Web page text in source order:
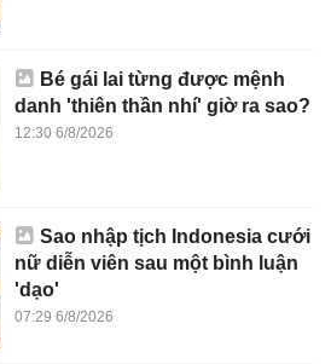
Bé gái lai từng được mệnh
danh 'thiên thần nhí' giờ ra sao?
12:30 6/8/2026
Sao nhập tịch Indonesia cưới
nữ diễn viên sau một bình luận
'dạo'
07:29 6/8/2026